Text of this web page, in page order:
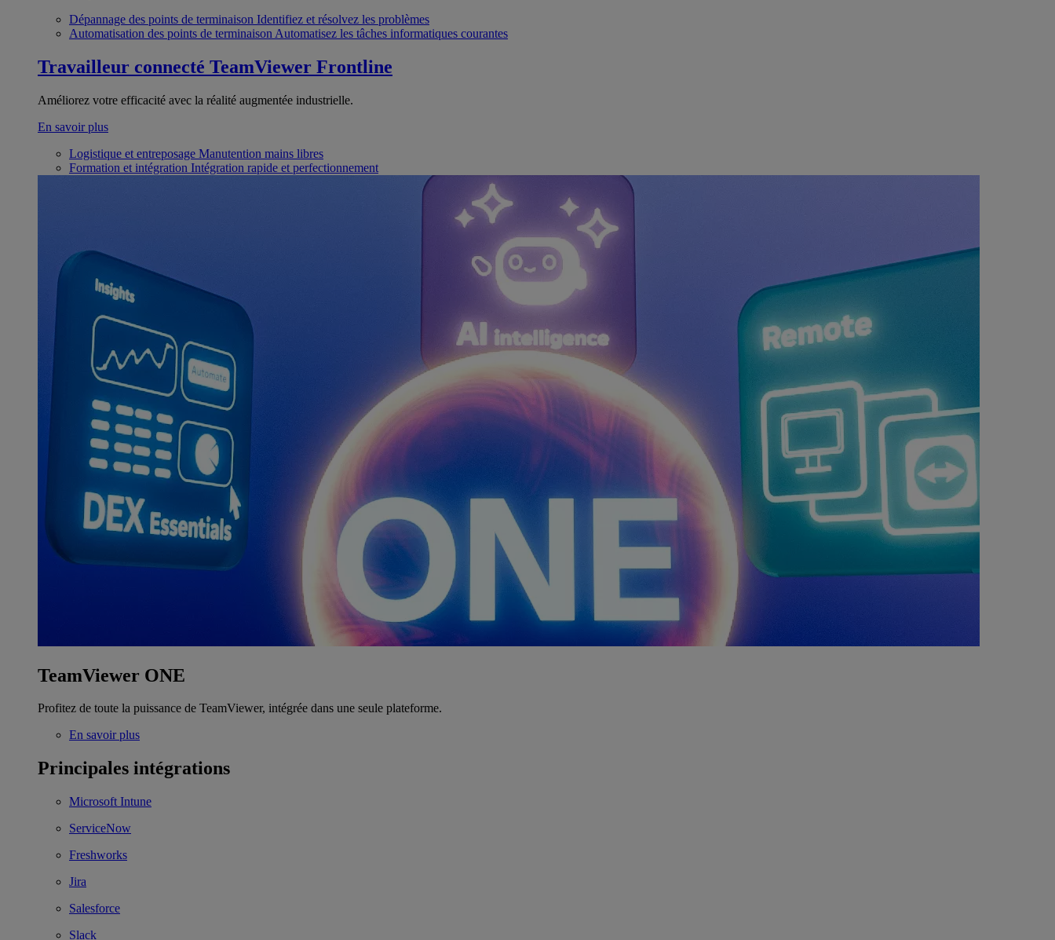
Dépannage des points de terminaison Identifiez et résolvez les problèmes
Automatisation des points de terminaison Automatisez les tâches informatiques courantes
Travailleur connecté TeamViewer Frontline
Améliorez votre efficacité avec la réalité augmentée industrielle.
En savoir plus
Logistique et entreposage Manutention mains libres
Formation et intégration Intégration rapide et perfectionnement
TeamViewer ONE
Profitez de toute la puissance de TeamViewer, intégrée dans une seule plateforme.
En savoir plus
Principales intégrations
Microsoft Intune
ServiceNow
Freshworks
Jira
Salesforce
Slack